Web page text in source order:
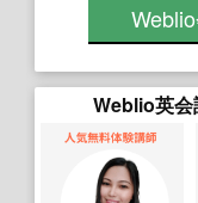
Weblio英会